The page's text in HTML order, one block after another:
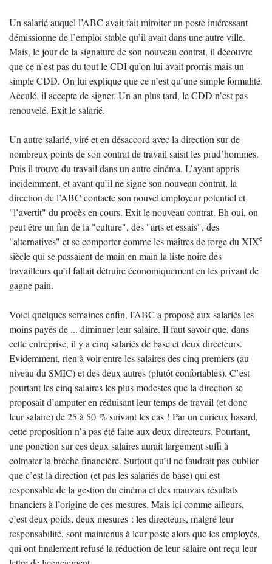
Un salarié auquel l’ABC avait fait miroiter un poste intéressant
démissionne de l’emploi stable qu’il avait dans une autre ville.
Mais, le jour de la signature de son nouveau contrat, il découvre
que ce n’est pas du tout le CDI qu’on lui avait promis mais un
simple CDD. On lui explique que ce n’est qu’une simple formalité.
Acculé, il accepte de signer. Un an plus tard, le CDD n’est pas
renouvelé. Exit le salarié.
Un autre salarié, viré et en désaccord avec la direction sur de
nombreux points de son contrat de travail saisit les prud’hommes.
Puis il trouve du travail dans un autre cinéma. L’ayant appris
incidemment, et avant qu’il ne signe son nouveau contrat, la
direction de l’ABC contacte son nouvel employeur potentiel et
"l’avertit" du procès en cours. Exit le nouveau contrat. Eh oui, on
peut être un fan de la "culture", des "arts et essais", des
"alternatives" et se comporter comme les maîtres de forge du XIXe
siècle qui se passaient de main en main la liste noire des
travailleurs qu’il fallait détruire économiquement en les privant de
gagne pain.
Voici quelques semaines enfin, l’ABC a proposé aux salariés les
moins payés de ... diminuer leur salaire. Il faut savoir que, dans
cette entreprise, il y a cinq salariés de base et deux directeurs.
Evidemment, rien à voir entre les salaires des cinq premiers (au
niveau du SMIC) et des deux autres (plutôt confortables). C’est
pourtant les cinq salaires les plus modestes que la direction se
proposait d’amputer en réduisant leur temps de travail (et donc
leur salaire) de 25 à 50 % suivant les cas ! Par un curieux hasard,
cette proposition n’a pas été faite aux deux directeurs. Pourtant,
une ponction sur ces deux salaires aurait largement suffi à
colmater la brèche financière. Surtout qu’il ne faudrait pas oublier
que c’est la direction (et pas les salariés de base) qui est
responsable de la gestion du cinéma et des mauvais résultats
financiers à l’origine de ces mesures. Mais ici comme ailleurs,
c’est deux poids, deux mesures : les directeurs, malgré leur
responsabilité, sont maintenus à leur poste alors que les employés,
qui ont finalement refusé la réduction de leur salaire ont reçu leur